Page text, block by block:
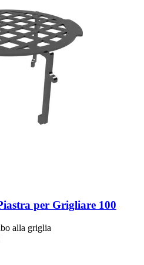
per Grigliare 100
alla griglia